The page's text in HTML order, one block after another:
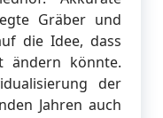
Gräber und
die Idee, dass
ändern könnte.
der
Jahren auch